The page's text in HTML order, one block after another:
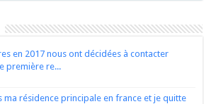
en 2017 nous ont décidées à contacter
première re...
ma résidence principale en france et je quitte